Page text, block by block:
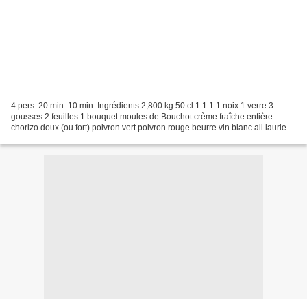
4 pers. 20 min. 10 min. Ingrédients 2,800 kg 50 cl 1 1 1 1 noix 1 verre 3
gousses 2 feuilles 1 bouquet moules de Bouchot crème fraîche entière
chorizo doux (ou fort) poivron vert poivron rouge beurre vin blanc ail laurier